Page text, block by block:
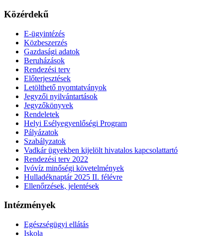
Közérdekű
E-ügyintézés
Közbeszerzés
Gazdasági adatok
Beruházások
Rendezési terv
Előterjesztések
Letölthető nyomtatványok
Jegyzői nyilvántartások
Jegyzőkönyvek
Rendeletek
Helyi Esélyegyenlőségi Program
Pályázatok
Szabályzatok
Vadkár ügyekben kijelölt hivatalos kapcsolattartó
Rendezési terv 2022
Ivóvíz minőségi követelmények
Hulladéknaptár 2025 II. félévre
Ellenőrzések, jelentések
Intézmények
Egészségügyi ellátás
Iskola